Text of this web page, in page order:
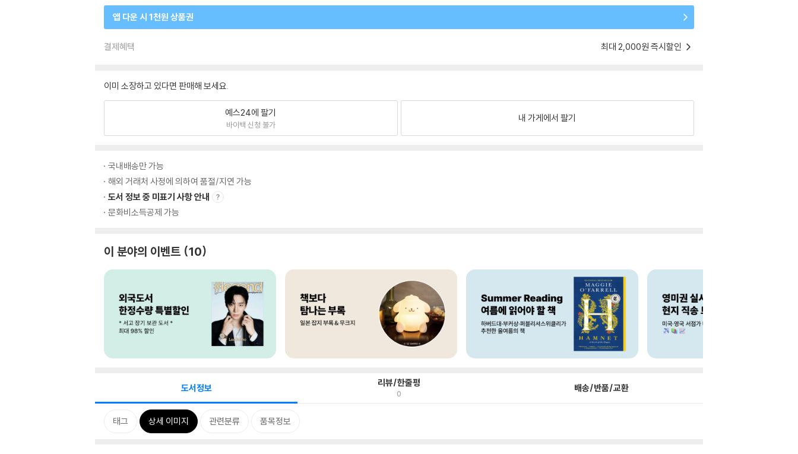
앱 다운 시 1천원 상품권
결제혜택 최대 2,000원 즉시할인
이미 소장하고 있다면 판매해 보세요.
예스24에 팔기
바이백 신청 불가
내 가게에서 팔기
국내배송만 가능
해외 거래처 사정에 의하여 품절/지연 가능
도서 정보 중 미표기 사항 안내
문화비소득공제 가능
이 분야의 이벤트 10
도서정보 리뷰/한줄평
0 배송/반품/교환
태그 상세 이미지 관련분류 품목정보